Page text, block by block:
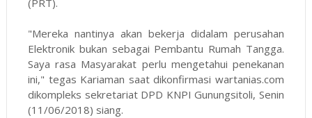
(PRT).
"Mereka nantinya akan bekerja didalam perusahan
Elektronik bukan sebagai Pembantu Rumah Tangga.
Saya rasa Masyarakat perlu mengetahui penekanan
ini," tegas Kariaman saat dikonfirmasiwartanias.com
dikompleks sekretariat DPD KNPI Gunungsitoli, Senin
(11/06/2018) siang.